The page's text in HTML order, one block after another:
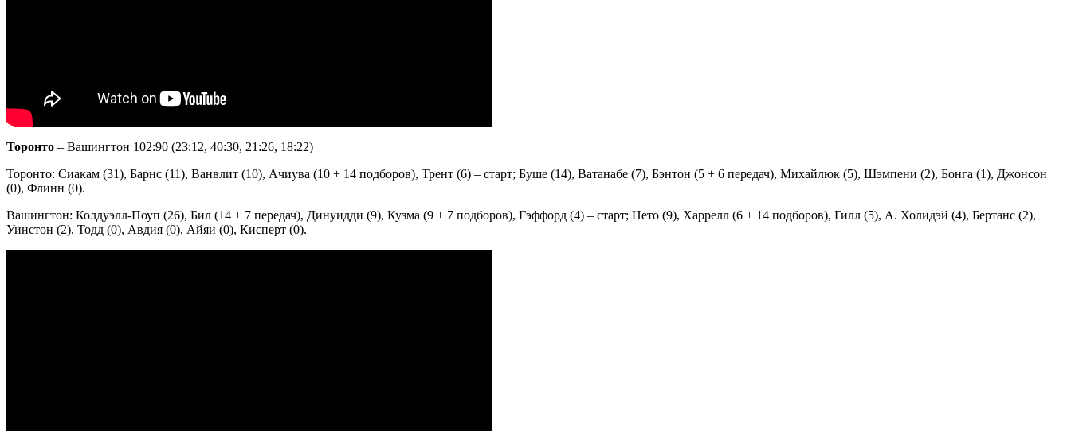
Торонто – Вашингтон 102:90 (23:12, 40:30, 21:26, 18:22)
Торонто: Сиакам (31), Барнс (11), Ванвлит (10), Ачиува (10 + 14 подборов), Трент (6) – старт; Буше (14), Ватанабе (7), Бэнтон (5 + 6 передач), Михайлюк (5), Шэмпени (2), Бонга (1), Джонсон
(0), Флинн (0).
Вашингтон: Колдуэлл-Поуп (26), Бил (14 + 7 передач), Динуидди (9), Кузма (9 + 7 подборов), Гэффорд (4) – старт; Нето (9), Харрелл (6 + 14 подборов), Гилл (5), А. Холидэй (4), Бертанс (2),
Уинстон (2), Тодд (0), Авдия (0), Айяи (0), Кисперт (0).